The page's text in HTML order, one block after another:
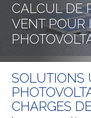
CALCUL DE
VENT POUR
SOLUTIONS
CHARGES